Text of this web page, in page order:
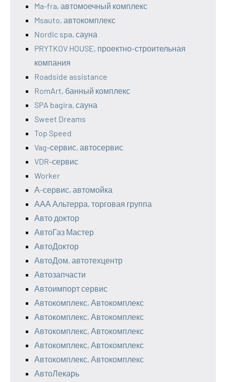
Ma-fra, автомоечный комплекс
Msauto, автокомплекс
Nordic spa, сауна
PRYTKOV HOUSE, проектно-строительная
компания
Roadside assistance
RomArt, банный комплекс
SPA bagira, сауна
Sweet Dreams
Top Speed
Vag-сервис, автосервис
VDR-сервис
Worker
А-сервис, автомойка
ААА Альтерра, торговая группа
Авто доктор
АвтоГаз Мастер
АвтоДоктор
АвтоДом, автотехцентр
Автозапчасти
Автоимпорт сервис
Автокомплекс, Автокомплекс
Автокомплекс, Автокомплекс
Автокомплекс, Автокомплекс
Автокомплекс, Автокомплекс
Автокомплекс, Автокомплекс
АвтоЛекарь